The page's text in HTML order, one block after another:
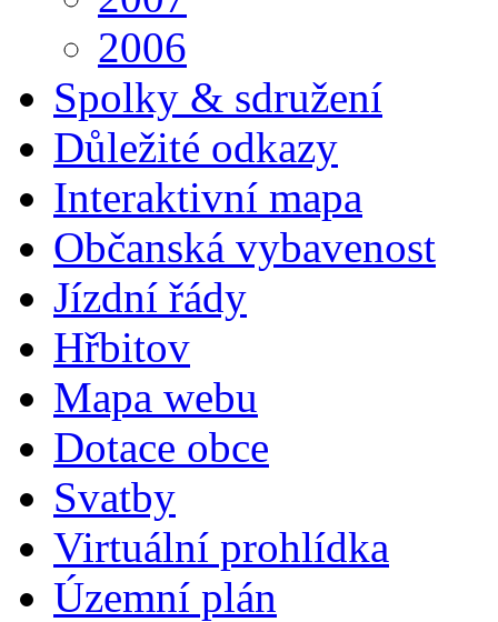
2006
Spolky & sdružení
Důležité odkazy
Interaktivní mapa
Občanská vybavenost
Jízdní řády
Hřbitov
Mapa webu
Dotace obce
Svatby
Virtuální prohlídka
Územní plán